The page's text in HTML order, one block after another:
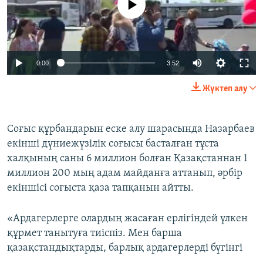
0:00 3:52
Жүктеп алу
Соғыс құрбандарын еске алу шарасында Назарбаев
екінші дүниежүзілік соғысы басталған тұста
халқының саны 6 миллион болған Қазақстаннан 1
миллион 200 мың адам майданға аттанып, әрбір
екіншісі соғыста қаза тапқанын айтты.
«Ардагерлерге олардың жасаған ерлігіндей үлкен
құрмет танытуға тиіспіз. Мен барша
қазақстандықтарды, барлық ардагерлерді бүгінгі